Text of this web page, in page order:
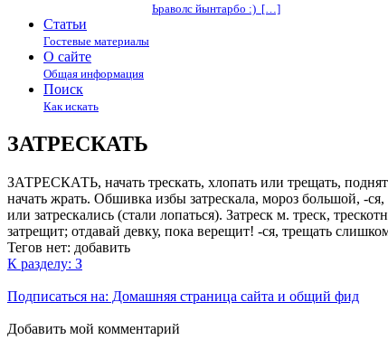
Ьраволс йынтарбо :) […]
Статьи
Гостевые материалы
О сайте
Общая информация
Поиск
Как искать
ЗАТРЕСКАТЬ
ЗАТРЕСКАТЬ, начать трескать, хлопать или трещать,
начать жрать. Обшивка избы затрескала, мороз большой, -ся,
или затрескались (стали лопаться). Затреск м. треск,
затрещит; отдавай девку, пока верещит! -ся, трещать
Тегов нет: добавить
К разделу: З
Подписаться на: Домашняя страница сайта и общий фид
Добавить мой комментарий